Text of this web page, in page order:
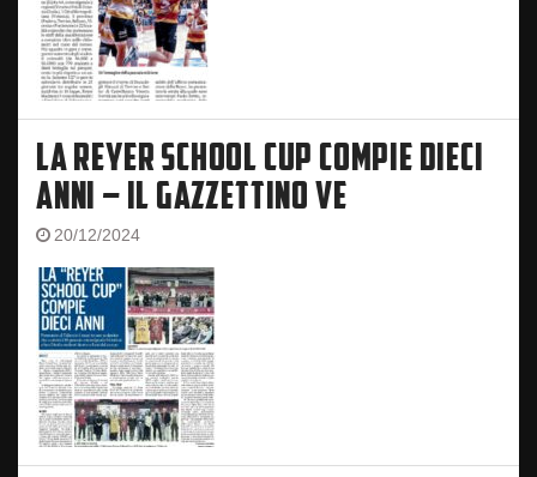
LA REYER SCHOOL CUP COMPIE DIECI
ANNI – IL GAZZETTINO VE
20/12/2024